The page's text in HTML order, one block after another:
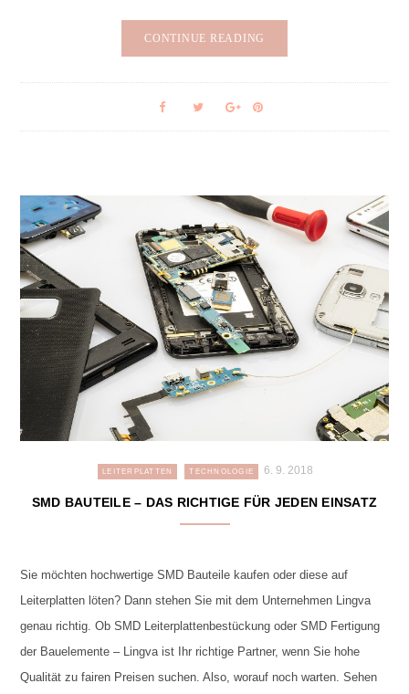
CONTINUE READING
LEITERPLATTEN TECHNOLOGIE 6. 9. 2018
SMD BAUTEILE – DAS RICHTIGE FÜR JEDEN EINSATZ
Sie möchten hochwertige SMD Bauteile kaufen oder diese auf
Leiterplatten löten? Dann stehen Sie mit dem Unternehmen Lingva
genau richtig. Ob SMD Leiterplattenbestückung oder SMD Fertigung
der Bauelemente – Lingva ist Ihr richtige Partner, wenn Sie hohe
Qualität zu fairen Preisen suchen. Also, worauf noch warten. Sehen